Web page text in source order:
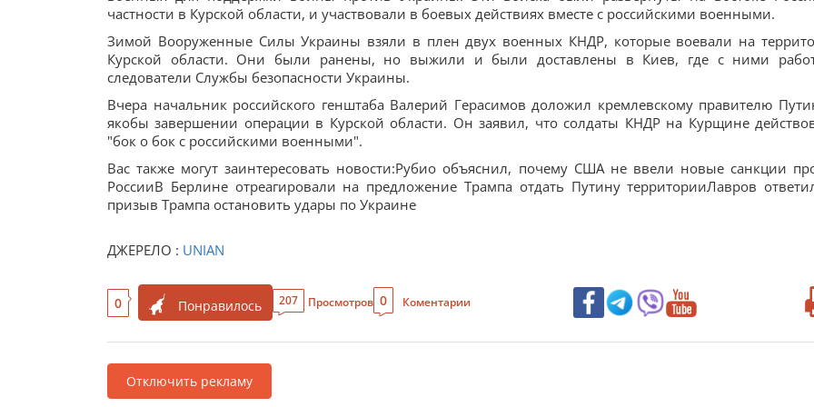
частности в Курской области, и участвовали в боевых действиях вместе с российскими военными.
Зимой Вооруженные Силы Украины взяли в плен двух военных КНДР, которые воевали на
Курской области. Они были ранены, но выжили и были доставлены в Киев, где с ними
следователи Службы безопасности Украины.
Вчера начальник российского генштаба Валерий Герасимов доложил кремлевскому правителю
якобы завершении операции в Курской области. Он заявил, что солдаты КНДР на Курщине
"бок о бок с российскими военными".
Вас также могут заинтересовать новости:Рубио объяснил, почему США не ввели новые санкции
РоссииВ Берлине отреагировали на предложение Трампа отдать Путину территорииЛавров
призыв Трампа остановить удары по Украине
ДЖЕРЕЛО : UNIAN
0 Понравилось 207 Просмотров 0 Коментарии
Отключить рекламу